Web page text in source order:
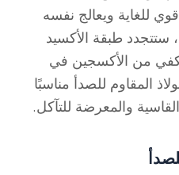
للغاية ويعالج نفسه
ستتجدد طبقة الأكسيد
يكفي من الأكسجين في
المقاوم للصدأ مناسبًا
والمعرضة للتآكل.